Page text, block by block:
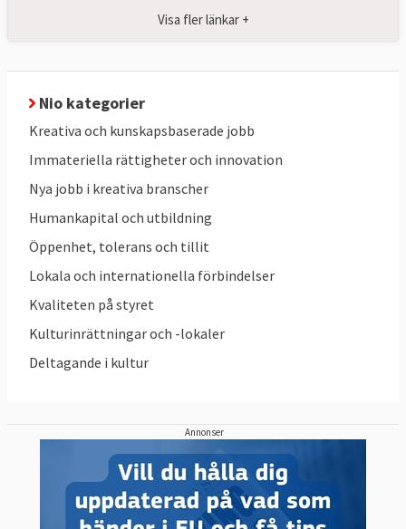
Visa fler länkar +
Nio kategorier
Kreativa och kunskapsbaserade jobb
Immateriella rättigheter och innovation
Nya jobb i kreativa branscher
Humankapital och utbildning
Öppenhet, tolerans och tillit
Lokala och internationella förbindelser
Kvaliteten på styret
Kulturinrättningar och -lokaler
Deltagande i kultur
Annonser